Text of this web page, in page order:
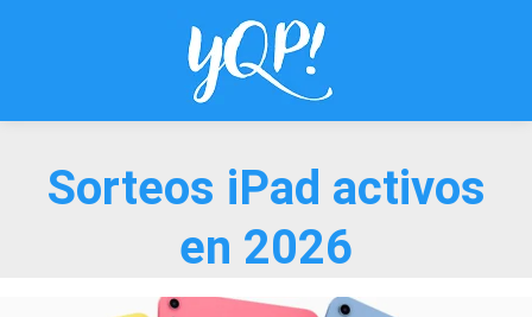
Sorteos iPad activos
en 2026